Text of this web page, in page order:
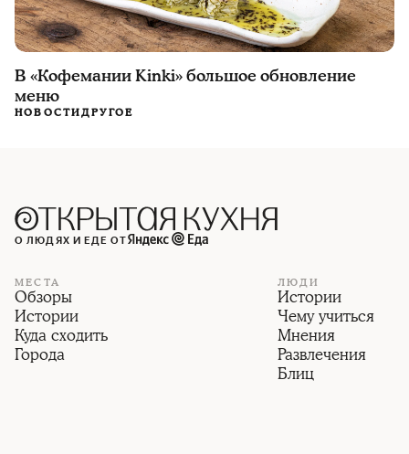
В «Кофемании Kinki» большое обновление
меню
НОВОСТИДРУГОЕ
О ЛЮДЯХ И ЕДЕ ОТ
МЕСТА
Обзоры
Истории
Куда сходить
Города
ЛЮДИ
Истории
Чему учиться
Мнения
Развлечения
Блиц